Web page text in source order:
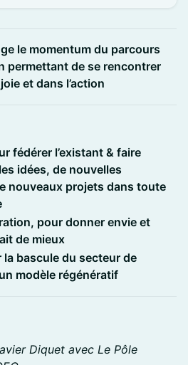
le momentum du parcours
permettant de se rencontrer
et dans l’action
fédérer l’existant & faire
idées, de nouvelles
nouveaux projets dans toute
pour donner envie et
de mieux
bascule du secteur de
modèle régénératif
Diquet avec Le Pôle